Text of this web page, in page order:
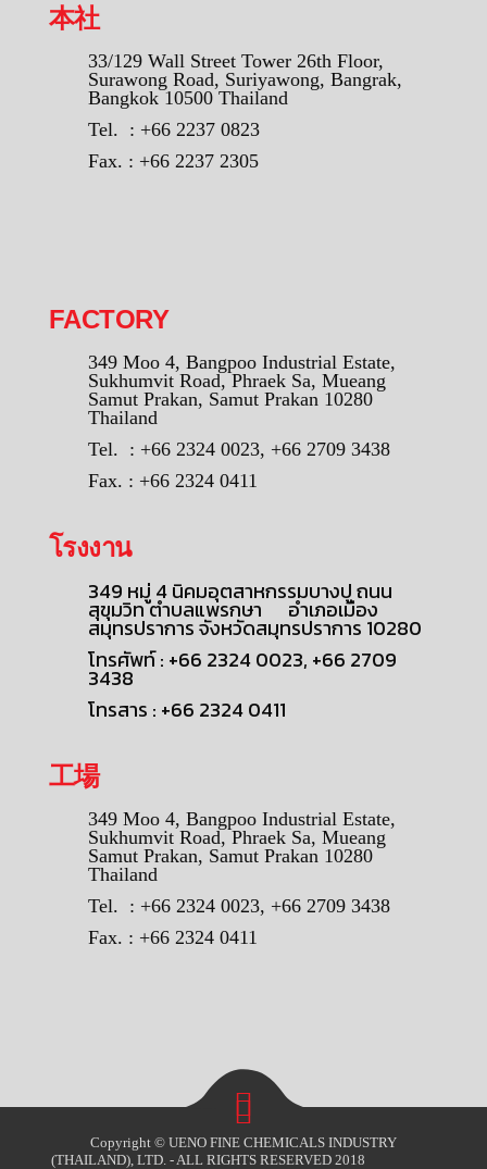
本社
33/129 Wall Street Tower 26th Floor,
Surawong Road, Suriyawong, Bangrak,
Bangkok 10500 Thailand
Tel. : +66 2237 0823
Fax. : +66 2237 2305
FACTORY
349 Moo 4, Bangpoo Industrial Estate,
Sukhumvit Road, Phraek Sa, Mueang
Samut Prakan, Samut Prakan 10280
Thailand
Tel. : +66 2324 0023, +66 2709 3438
Fax. : +66 2324 0411
โรงงาน
349 หมู่ 4 นิคมอุตสาหกรรมบางปู ถนน
สุขุมวิท ตำบลแพรกษา อำเภอเมือง
สมุทรปราการ จังหวัดสมุทรปราการ 10280
โทรศัพท์ : +66 2324 0023, +66 2709
3438
โทรสาร : +66 2324 0411
工場
349 Moo 4, Bangpoo Industrial Estate,
Sukhumvit Road, Phraek Sa, Mueang
Samut Prakan, Samut Prakan 10280
Thailand
Tel. : +66 2324 0023, +66 2709 3438
Fax. : +66 2324 0411
Copyright © UENO FINE CHEMICALS INDUSTRY
(THAILAND), LTD. - ALL RIGHTS RESERVED 2018